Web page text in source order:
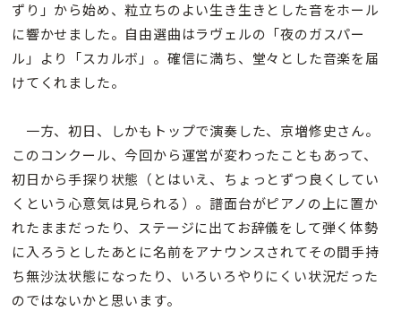
ずり」から始め、粒立ちのよい生き生きとした音をホール
に響かせました。自由選曲はラヴェルの「夜のガスパー
ル」より「スカルボ」。確信に満ち、堂々とした音楽を届
けてくれました。
一方、初日、しかもトップで演奏した、京増修史さん。
このコンクール、今回から運営が変わったこともあって、
初日から手探り状態（とはいえ、ちょっとずつ良くしてい
くという心意気は見られる）。譜面台がピアノの上に置か
れたままだったり、ステージに出てお辞儀をして弾く体勢
に入ろうとしたあとに名前をアナウンスされてその間手持
ち無沙汰状態になったり、いろいろやりにくい状況だった
のではないかと思います。